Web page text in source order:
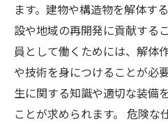
ます。建物や構造物を解体す
設や地域の再開発に貢献する
員として働くためには、解体
や技術を身につけることが必
生に関する知識や適切な装備
ことが求められます。 危険